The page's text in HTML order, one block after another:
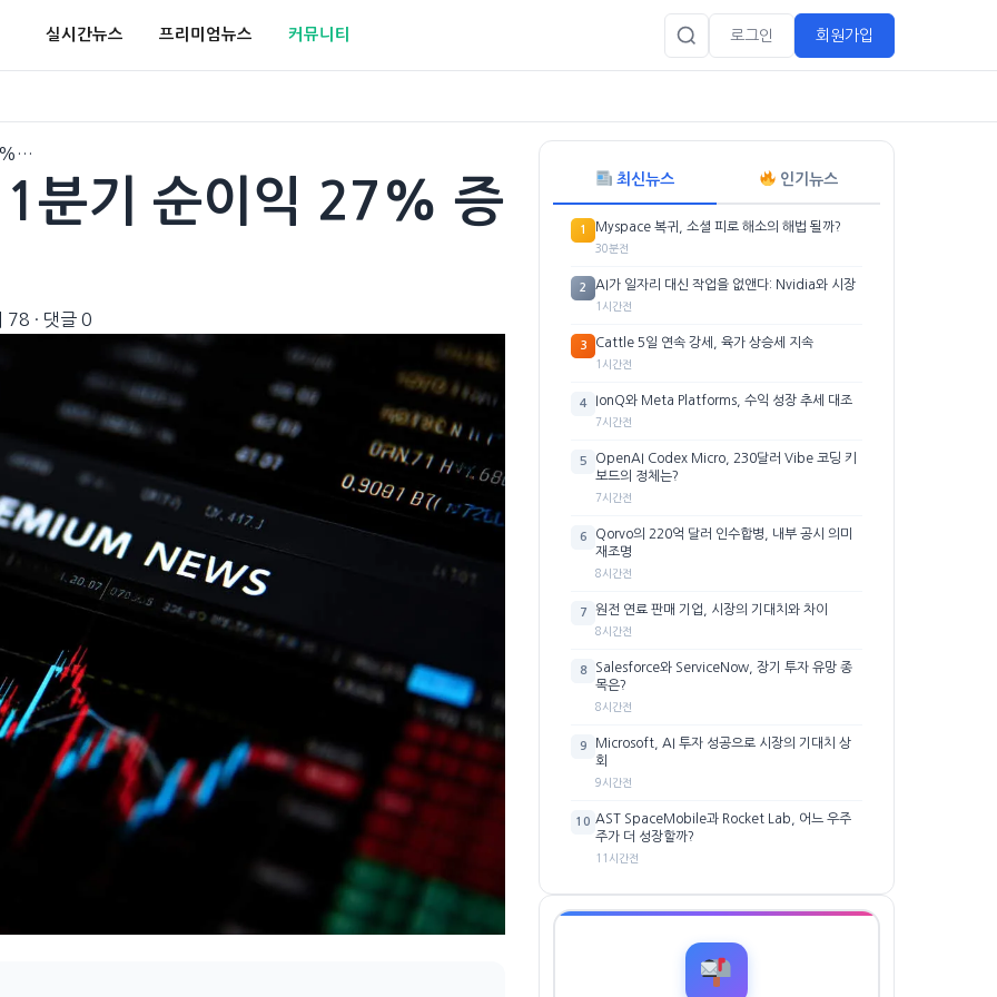
실시간뉴스 프리미엄뉴스 커뮤니티 로그인 회원가입
분기 순이익 27% 증
78 · 댓글 0
최신뉴스 인기뉴스
1 Myspace 복귀, 소셜 피로 해소의 해법 될까?
30분전
2 AI가 일자리 대신 작업을 없앤다: Nvidia와 시장
1시간전
3 Cattle 5일 연속 강세, 육가 상승세 지속
1시간전
4 IonQ와 Meta Platforms, 수익 성장 추세 대조
7시간전
5
OpenAI Codex Micro, 230달러 Vibe 코딩 키
보드의 정체는?
7시간전
6
Qorvo의 220억 달러 인수합병, 내부 공시 의미
재조명
8시간전
7 원전 연료 판매 기업, 시장의 기대치와 차이
8시간전
8
Salesforce와 ServiceNow, 장기 투자 유망 종
목은?
8시간전
9
Microsoft, AI 투자 성공으로 시장의 기대치 상
회
9시간전
10 AST SpaceMobile과 Rocket Lab, 어느 우주
주가 더 성장할까?
11시간전